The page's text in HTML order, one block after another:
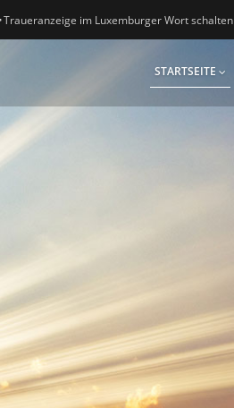
Traueranzeige im Luxemburger Wort schalten
STARTSEITE